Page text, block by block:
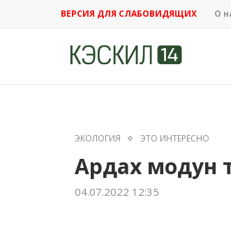
ВЕРСИЯ ДЛЯ СЛАБОВИДЯЩИХ О
ЭКОЛОГИЯ ЭТО ИНТЕРЕСНО
Ардах модун
04.07.2022 12:35